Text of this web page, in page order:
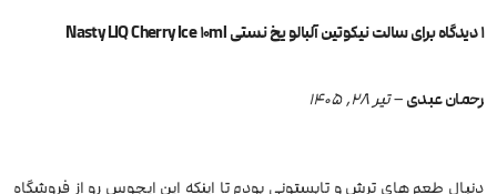
1 دیدگاه برای سالت نیکوتین آلبالو یخ نستی Nasty LIQ Cherry Ice 10ml
رحمان عبدی–تیر 28, 1405
دنبال طعم های ترش و تابستونی بودم تا اینکه این ایجوس رو از فروشگاه